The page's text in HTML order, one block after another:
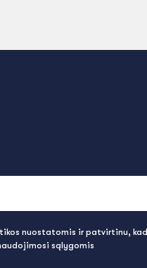
nuostatomis ir patvirtinu, kad
sąlygomis